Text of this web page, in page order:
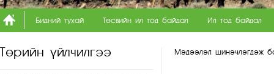
Бидний тухай Төсвийн ил тод байдал Ил тод байдал
Төрийн үйлчилгээ Мэдээлэл шинэчлэгдэж